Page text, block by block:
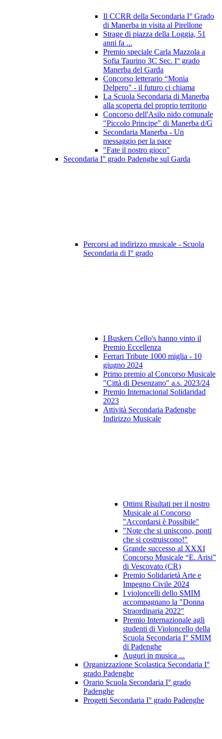
Il CCRR della Secondaria I° Grado
di Manerba in visita al Pirellone
Strage di piazza della Loggia, 51
anni fa ...
Premio speciale Carla Mazzola a
Sofia Taurino 3C Sec. I° grado
Manerba del Garda
Concorso letterario “Monia
Delpero" - il futuro ci chiama
La Scuola Secondaria di Manerba
alla scoperta del proprio territorio
Concorso dell'Asilo nido comunale
"Piccolo Principe" di Manerba d/G
Secondaria Manerba - Un
messaggio per la pace
"Fate il nostro gioco"
Secondaria I° grado Padenghe sul Garda
Percorsi ad indirizzo musicale - Scuola
Secondaria di I° grado
I Buskers Cello's hanno vinto il
Premio Eccellenza
Ferrari Tribute 1000 miglia - 10
giugno 2024
Primo premio al Concorso Musicale
"Città di Desenzano" a.s. 2023/24
Premio Internacional Solidaridad
2023
Attività Secondaria Padenghe
Indirizzo Musicale
Ottimi Risultati per il nostro
Musicale al Concorso
"Accordarsi è Possibile"
"Note che si uniscono, ponti
che si costruiscono!"
Grande successo al XXXI
Concorso Musicale “E. Arisi”
di Vescovato (CR)
Premio Solidarietà Arte e
Impegno Civile 2024
I violoncelli dello SMIM
accompagnano la "Donna
Straordinaria 2022"
Premio Internazionale agli
studenti di Violoncello della
Scuola Secondaria I° SMIM
di Padenghe
Auguri in musica ...
Organizzazione Scolastica Secondaria I°
grado Padenghe
Orario Scuola Secondaria I° grado
Padenghe
Progetti Secondaria I° grado Padenghe